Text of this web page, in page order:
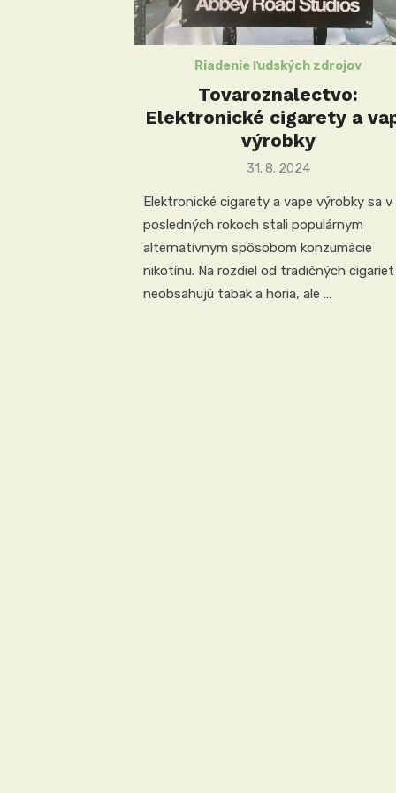
Riadenie ľudských zdrojov
Tovaroznalectvo:
Elektronické cigarety a
výrobky
Posted
31. 8. 2024
Elektronické cigarety a vape výrobky sa v
posledných rokoch stali populárnym
alternatívnym spôsobom konzumácie
nikotínu. Na rozdiel od tradičných cigariet
neobsahujú tabak a horia, ale …